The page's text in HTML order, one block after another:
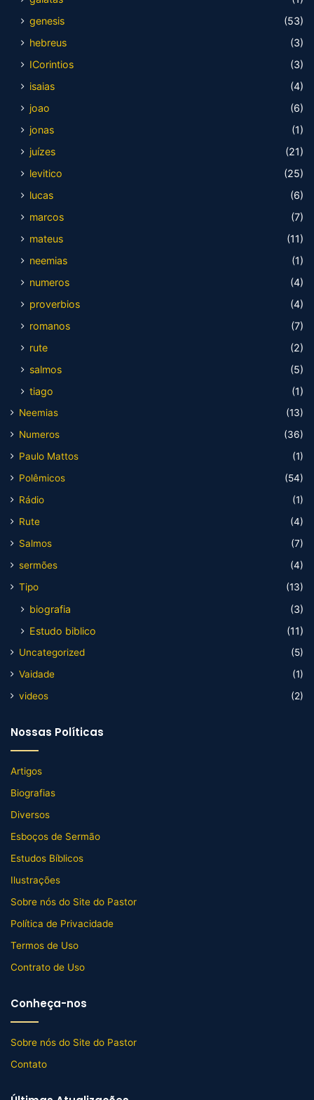
genesis
(53)
hebreus
(3)
ICorintios
(3)
isaias
(4)
joao
(6)
jonas
(1)
juízes
(21)
levitico
(25)
lucas
(6)
marcos
(7)
mateus
(11)
neemias
(1)
numeros
(4)
proverbios
(4)
romanos
(7)
rute
(2)
salmos
(5)
tiago
(1)
Neemias
(13)
Numeros
(36)
Paulo Mattos
(1)
Polêmicos
(54)
Rádio
(1)
Rute
(4)
Salmos
(7)
sermões
(4)
Tipo
(13)
biografia
(3)
Estudo biblico
(11)
Uncategorized
(5)
Vaidade
(1)
videos
(2)
Nossas Políticas
Artigos
Biografias
Diversos
Esboços de Sermão
Estudos Bíblicos
Ilustrações
Sobre nós do Site do Pastor
Política de Privacidade
Termos de Uso
Contrato de Uso
Conheça-nos
Sobre nós do Site do Pastor
Contato